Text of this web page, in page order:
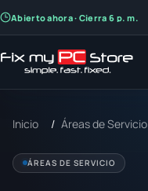
Abierto ahora · Cierra 6 p. m.
Inicio / Áreas de Servicio
ÁREAS DE SERVICIO